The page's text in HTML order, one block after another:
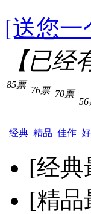
[送您一
【已经
85票
经典
76票
精品
70票
佳作
56
好
[经典
[精品